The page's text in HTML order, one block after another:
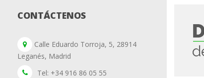
CONTÁCTENOS
Calle Eduardo Torroja, 5, 28914
Leganés, Madrid
Tel: +34 916 86 05 55